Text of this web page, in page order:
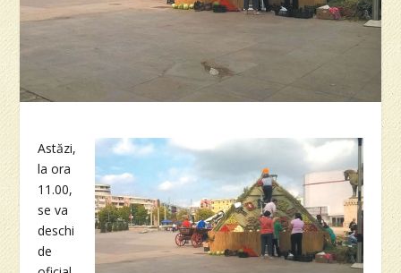
Astăzi,
la ora
11.00,
se va
deschi
de